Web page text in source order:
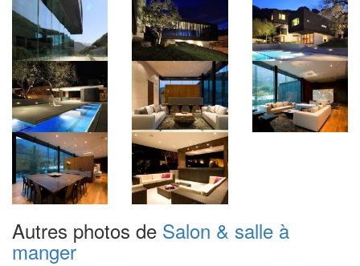
Autres photos de Salon & salle à
manger